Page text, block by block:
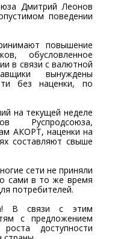
Дмитрий Леонов
поведении
повышение
обусловленное
в связи с валютной
вынуждены
без наценки, по
на текущей неделе
Руспродсоюза,
АКОРТ, наценки на
составляют свыше
сети не приняли
сами в то же время
потребителей.
В связи с этим
с предложением
доступности